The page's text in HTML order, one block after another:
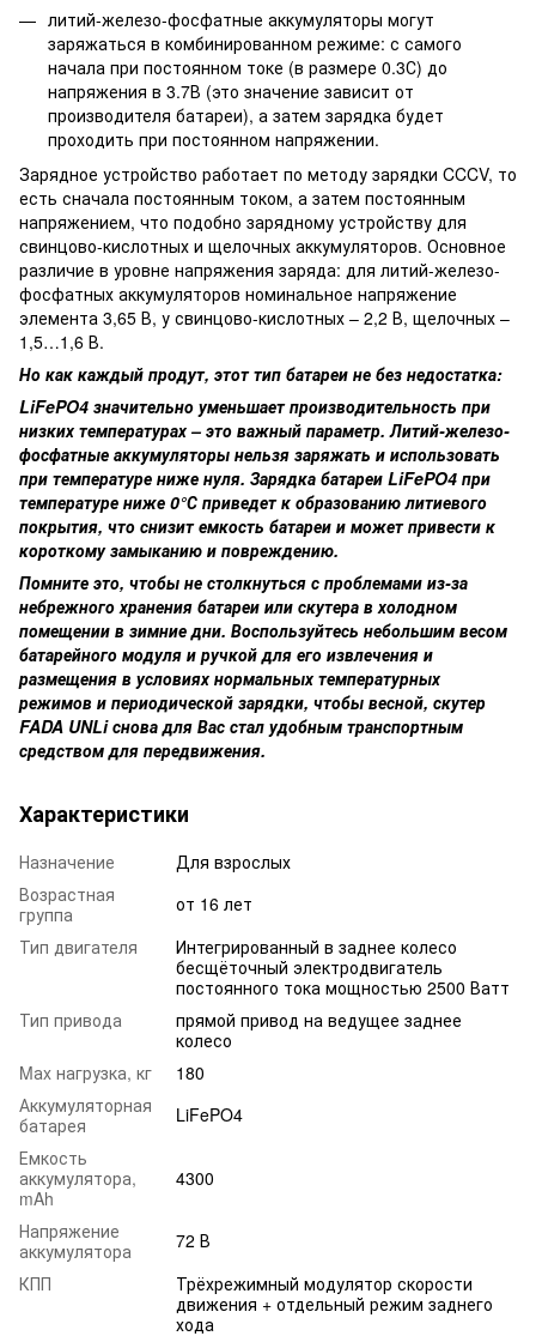
литий-железо-фосфатные аккумуляторы могут
заряжаться в комбинированном режиме: с самого
начала при постоянном токе (в размере 0.3С) до
напряжения в 3.7В (это значение зависит от
производителя батареи), а затем зарядка будет
проходить при постоянном напряжении.
Зарядное устройство работает по методу зарядки CCCV, то
есть сначала постоянным током, а затем постоянным
напряжением, что подобно зарядному устройству для
свинцово-кислотных и щелочных аккумуляторов. Основное
различие в уровне напряжения заряда: для литий-железо-
фосфатных аккумуляторов номинальное напряжение
элемента 3,65 В, у свинцово-кислотных – 2,2 В, щелочных –
1,5…1,6 В.
Но как каждый продут, этот тип батареи не без недостатка:
LiFePO4 значительно уменьшает производительность при
низких температурах – это важный параметр. Литий-железо-
фосфатные аккумуляторы нельзя заряжать и использовать
при температуре ниже нуля. Зарядка батареи LiFePO4 при
температуре ниже 0°С приведет к образованию литиевого
покрытия, что снизит емкость батареи и может привести к
короткому замыканию и повреждению.
Помните это, чтобы не столкнуться с проблемами из-за
небрежного хранения батареи или скутера в холодном
помещении в зимние дни. Воспользуйтесь небольшим весом
батарейного модуля и ручкой для его извлечения и
размещения в условиях нормальных температурных
режимов и периодической зарядки, чтобы весной, скутер
FADA UNLi снова для Вас стал удобным транспортным
средством для передвижения.
Характеристики
Назначение
Для взрослых
Возрастная
группа
от 16 лет
Тип двигателя
Интегрированный в заднее колесо
бесщёточный электродвигатель
постоянного тока мощностью 2500 Ватт
Тип привода
прямой привод на ведущее заднее
колесо
Mаx нагрузка, кг
180
Аккумуляторная
батарея
LiFePO4
Емкость
аккумулятора,
mAh
4300
Напряжение
аккумулятора
72 В
КПП
Трёхрежимный модулятор скорости
движения + отдельный режим заднего
хода